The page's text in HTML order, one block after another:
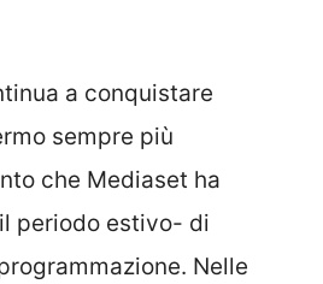
a conquistare
sempre più
che Mediaset ha
periodo estivo- di
Nelle